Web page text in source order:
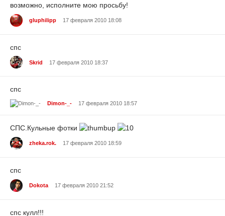
возможно, исполните мою просьбу!
gluphilipp 17 февраля 2010 18:08
спс
Skrid 17 февраля 2010 18:37
спс
Dimon-_- 17 февраля 2010 18:57
СПС.Кульные фотки
zheka.rok. 17 февраля 2010 18:59
спс
Dokota 17 февраля 2010 21:52
спс кулл!!!